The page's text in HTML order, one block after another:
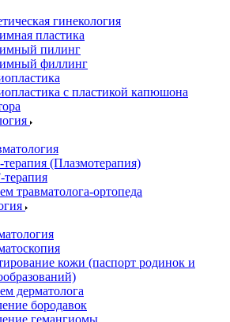
гинекология
пластика
пилинг
филлинг
с пластикой капюшона
терапия (Плазмотерапия)
терапия
травматолога-ортопеда
кожи (паспорт родинок и
дерматолога
бородавок
гемангиомы